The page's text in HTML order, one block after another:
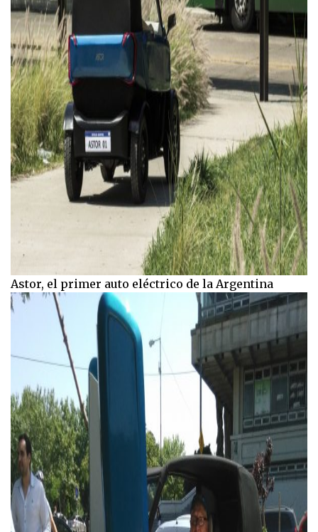
Astor, el primer auto eléctrico de la Argentina